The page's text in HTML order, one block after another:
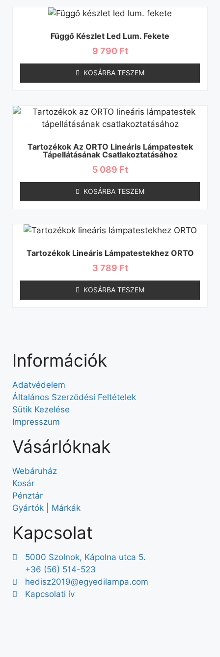
Függő Készlet Led Lum. Fekete
9 790 Ft
KOSÁRBA TESZEM
Tartozékok Az ORTO Lineáris Lámpatestek
Tápellátásának Csatlakoztatásához
5 089 Ft
KOSÁRBA TESZEM
Tartozékok Lineáris Lámpatestekhez ORTO
3 789 Ft
KOSÁRBA TESZEM
Információk
Adatvédelem
Általános Szerződési Feltételek
Sütik Kezelése
Impresszum
Vásárlóknak
Webáruház
Kosár
Pénztár
Gyártók | Márkák
Kapcsolat
5000 Szolnok, Kápolna utca 5.
+36 (56) 514-523
hedisz2019@egyedilampa.com
Kapcsolati ív